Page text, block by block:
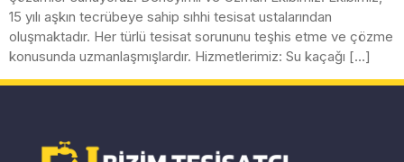
15 yılı aşkın tecrübeye sahip sıhhi tesisat ustalarından
oluşmaktadır. Her türlü tesisat sorununu teşhis etme ve çözme
konusunda uzmanlaşmışlardır. Hizmetlerimiz: Su kaçağı […]